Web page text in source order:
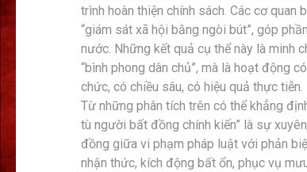
trình hoàn thiện chính sách. Các cơ
“giám sát xã hội bằng ngòi bút”, góp
nước. Những kết quả cụ thể này là minh
“bình phong dân chủ”, mà là hoạt động
chức, có chiều sâu, có hiệu quả thực tiễn.
Từ những phân tích trên có thể khẳng
tù người bất đồng chính kiến” là sự
đồng giữa vi phạm pháp luật với phản
nhận thức, kích động bất ổn, phục vụ